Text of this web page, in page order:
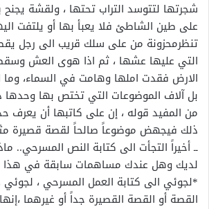
شجرتها لتتوسد التراب تحتها ، ولقشة يجنح
على طين الشاطئ فلا يعبأ بها أو يلتفت
تنظرمحزونة من على سلك قريب الى رجل
التي عليها عشها ، ثم اذا هوى العش
الارض فقدت املها وهامت في السماء،
بل آلاف الموضوعات التي تختص بها وحدها
من المفيد قوله ، إن على كاتبها أن يعرف
ذلك فيجهض موضوعاً صالحاً لقصة قصيرة
ــ أخيراً التجأت الى كتابة النص المسرحي..
لديك وهل عندك مساهمات سابقة في هذا
*لجوئي الى كتابة العمل المسرحي ، لجوئي
القصة أو القصة القصيرة جداً أو غيرهما